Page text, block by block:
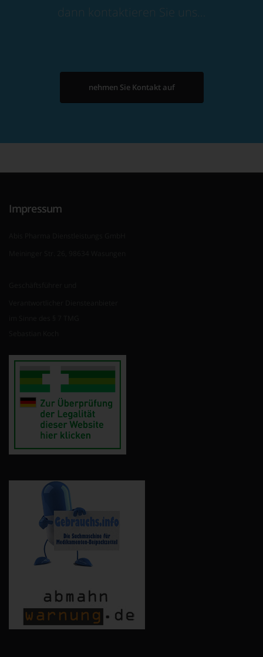
dann kontaktieren Sie uns…
nehmen Sie Kontakt auf
Impressum